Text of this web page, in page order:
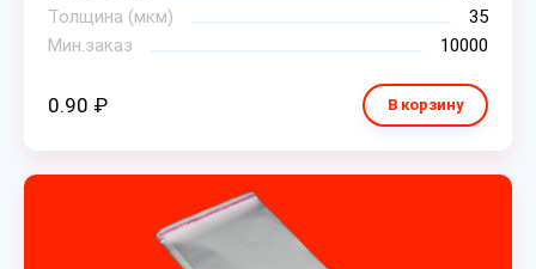
Толщина (мкм)
35
Мин.заказ
10000
0.90 ₽ В корзину